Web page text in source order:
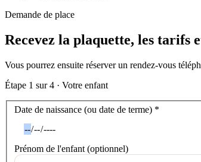
Demande de place
Recevez la plaquette, les tarifs
Vous pourrez ensuite réserver un rendez-vous
Étape 1 sur 4 · Votre enfant
Votre enfant
Date de naissance (ou date de terme) *
Prénom de l'enfant (optionnel)